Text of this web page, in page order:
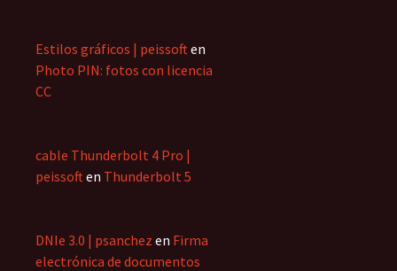
Estilos gráficos | peissoften
Photo PIN: fotos con licencia
CC
cable Thunderbolt 4 Pro |
peissoften Thunderbolt 5
DNIe 3.0 | psanchez en Firma
electrónica de documentos